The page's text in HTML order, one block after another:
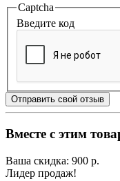
Captcha
Введите код
Отправить свой отзыв
Вместе с этим
Ваша скидка: 900 р.
Лидер продаж!